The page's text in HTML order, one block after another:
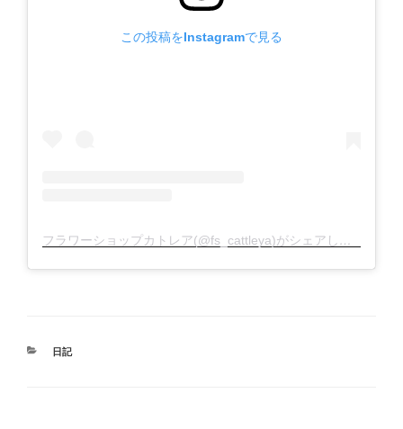
この投稿をInstagramで見る
フラワーショップカトレア(@fs_cattleya)がシェアした投稿
カ
日記